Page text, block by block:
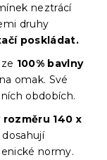
neztrácí
druhy
poskládat.
100% bavlny
omak. Své
obdobích.
rozměru 140 x
dosahují
normy.